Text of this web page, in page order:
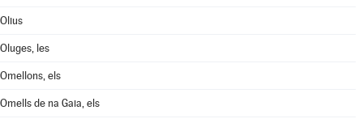
Olius
Oluges, les
Omellons, els
Omells de na Gaia, els